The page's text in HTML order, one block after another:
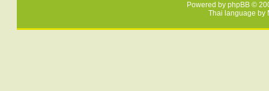
Powered by phpBB ©
Thai language by